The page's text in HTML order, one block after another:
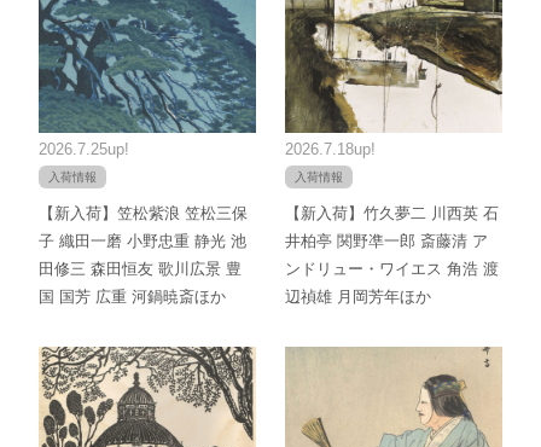
2026.7.25up!
入荷情報
【新入荷】笠松紫浪 笠松三保
子 織田一磨 小野忠重 静光 池
田修三 森田恒友 歌川広景 豊
国 国芳 広重 河鍋暁斎ほか
2026.7.18up!
入荷情報
【新入荷】竹久夢二 川西英 石
井柏亭 関野凖一郎 斎藤清 ア
ンドリュー・ワイエス 角浩 渡
辺禎雄 月岡芳年ほか